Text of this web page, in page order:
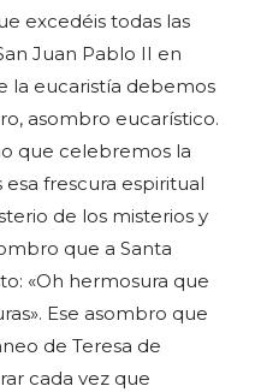
excedéis todas las
Juan Pablo II en
la eucaristía debemos
asombro eucarístico.
que celebremos la
frescura espiritual
de los misterios y
que a Santa
«Oh hermosura que
Ese asombro que
de Teresa de
cada vez que